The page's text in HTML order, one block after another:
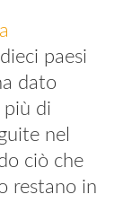
paesi
dato
più di
nel
ciò che
restano in